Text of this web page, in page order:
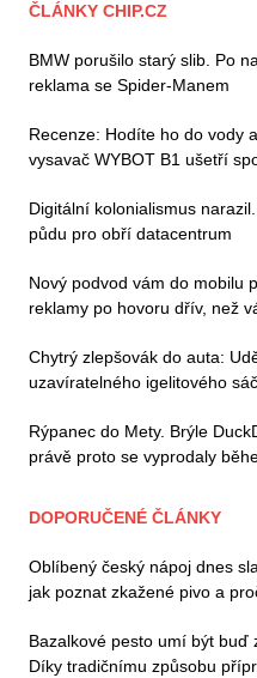
ČLÁNKY CHIP.CZ
BMW porušilo starý slib. Po
reklama se Spider-Manem
Recenze: Hodíte ho do vody
vysavač WYBOT B1 ušetří
Digitální kolonialismus
půdu pro obří datacentrum
Nový podvod vám do mobilu
reklamy po hovoru dřív, než
Chytrý zlepšovák do auta:
uzavíratelného igelitového
Rýpanec do Mety. Brýle
právě proto se vyprodaly
DOPORUČENÉ ČLÁNKY
Oblíbený český nápoj dnes
jak poznat zkažené pivo a
Bazalkové pesto umí být buď
Díky tradičnímu způsobu